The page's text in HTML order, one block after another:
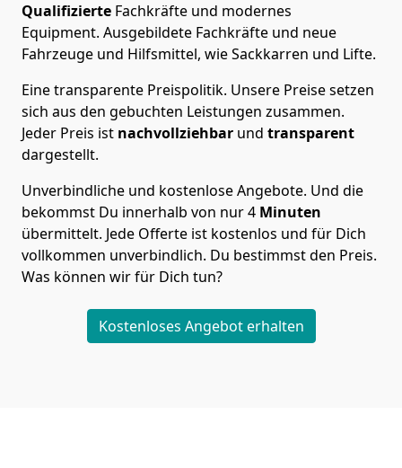
Qualifizierte Fachkräfte und modernes
Equipment. Ausgebildete Fachkräfte und neue
Fahrzeuge und Hilfsmittel, wie Sackkarren und Lifte.
Eine transparente Preispolitik. Unsere Preise setzen
sich aus den gebuchten Leistungen zusammen.
Jeder Preis ist nachvollziehbar und transparent
dargestellt.
Unverbindliche und kostenlose Angebote. Und die
bekommst Du innerhalb von nur4 Minuten
übermittelt. Jede Offerte ist kostenlos und für Dich
vollkommen unverbindlich. Du bestimmst den Preis.
Was können wir für Dich tun?
Kostenloses Angebot erhalten